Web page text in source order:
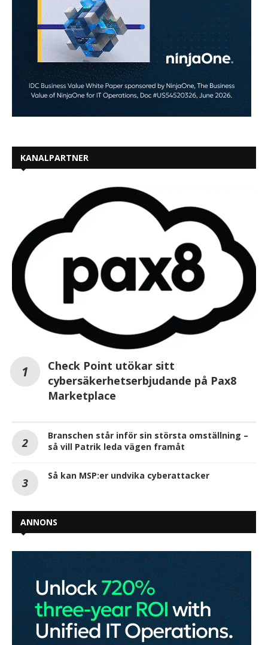
KANALPARTNER
Check Point utökar sitt
cybersäkerhetserbjudande på Pax8
Marketplace
Branschen står inför sin största omställning –
så vill Patrik leda vägen framåt
Så kan MSP:er undvika cyberattacker
ANNONS